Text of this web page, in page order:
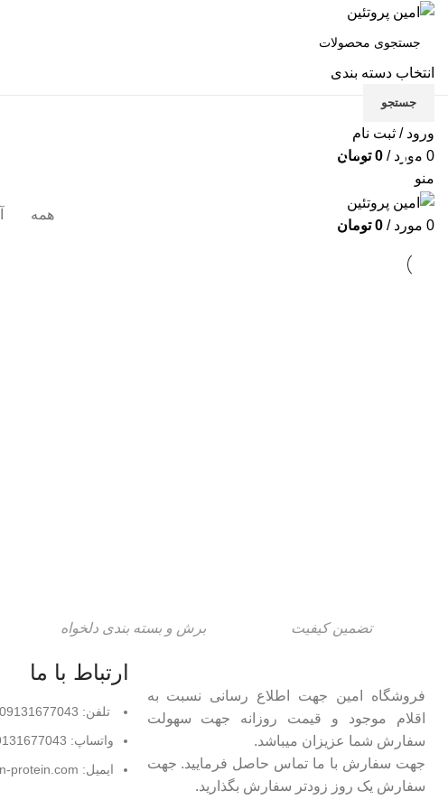
انتخاب دسته بندی
جستجو
ورود / ثبت نام
0 مورد /
0 تومان
منو
0 مورد /
0 تومان
انواع محصولات
مدل صندلی قو شکل در رنگهای مختلف
همه
تضمین کیفیت برش و بسته بندی دلخواه
فروشگاه امین جهت اطلاع رسانی نسبت به
اقلام موجود و قیمت روزانه جهت سهولت
سفارش شما عزیزان میباشد.
جهت سفارش با ما تماس حاصل فرمایید. جهت
سفارش یک روز زودتر سفارش بگذارید.
ارتباط با ما
تلفن: 09131677043
واتساپ: 09131677043
ایمیل: info@amin-protein.com